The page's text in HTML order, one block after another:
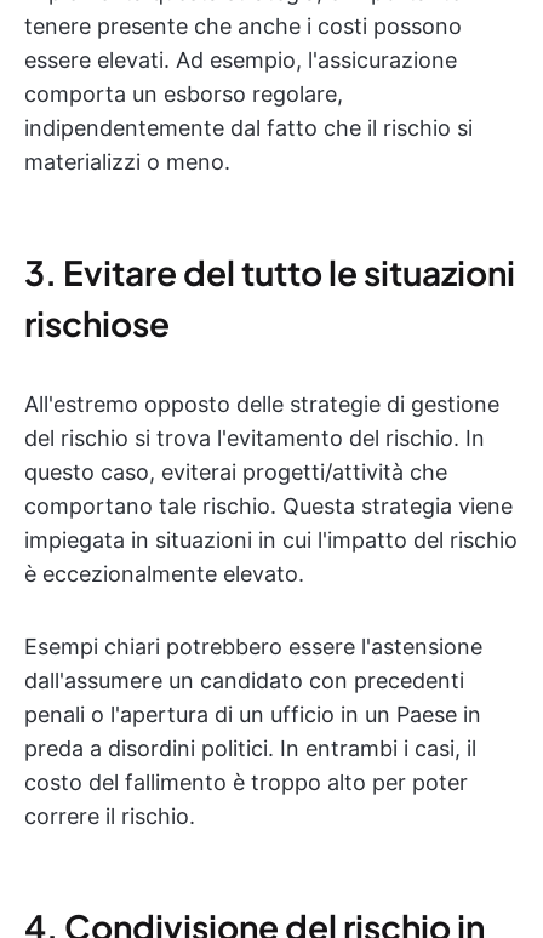
tenere presente che anche i costi possono
essere elevati. Ad esempio, l'assicurazione
comporta un esborso regolare,
indipendentemente dal fatto che il rischio si
materializzi o meno.
3. Evitare del tutto le situazioni
rischiose
All'estremo opposto delle strategie di gestione
del rischio si trova l'evitamento del rischio. In
questo caso, eviterai progetti/attività che
comportano tale rischio. Questa strategia viene
impiegata in situazioni in cui l'impatto del rischio
è eccezionalmente elevato.
Esempi chiari potrebbero essere l'astensione
dall'assumere un candidato con precedenti
penali o l'apertura di un ufficio in un Paese in
preda a disordini politici. In entrambi i casi, il
costo del fallimento è troppo alto per poter
correre il rischio.
4. Condivisione del rischio in